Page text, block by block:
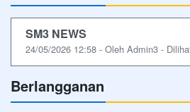
SM3 NEWS
24/05/2026 12:58 - Oleh Admin3 -
Berlangganan